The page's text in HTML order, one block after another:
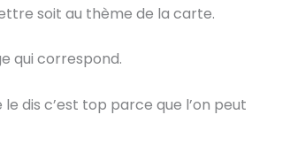
soit au thème de la carte.
qui correspond.
dis c’est top parce que l’on peut